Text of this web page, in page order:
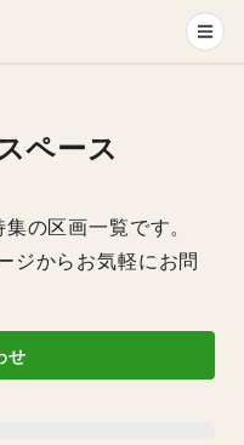
ペース
の区画一覧です。
ジからお気軽にお問
せ